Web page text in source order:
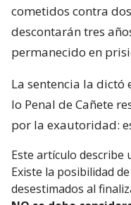
cometidos contra
descontarán tres
permanecido en
La sentencia la dictó
lo Penal de Cañete
por la exautoridad:
Este artículo describe
Existe la posibilidad
desestimados al